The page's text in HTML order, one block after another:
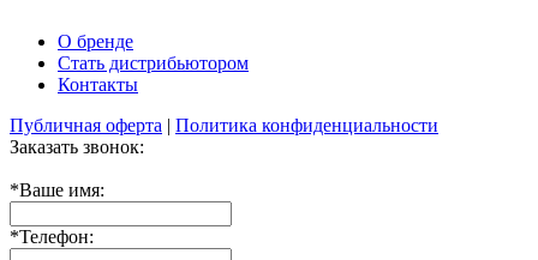
О бренде
Стать дистрибьютором
Контакты
Публичная оферта | Политика конфиденциальности
Заказать звонок:
*Ваше имя:
*Телефон: